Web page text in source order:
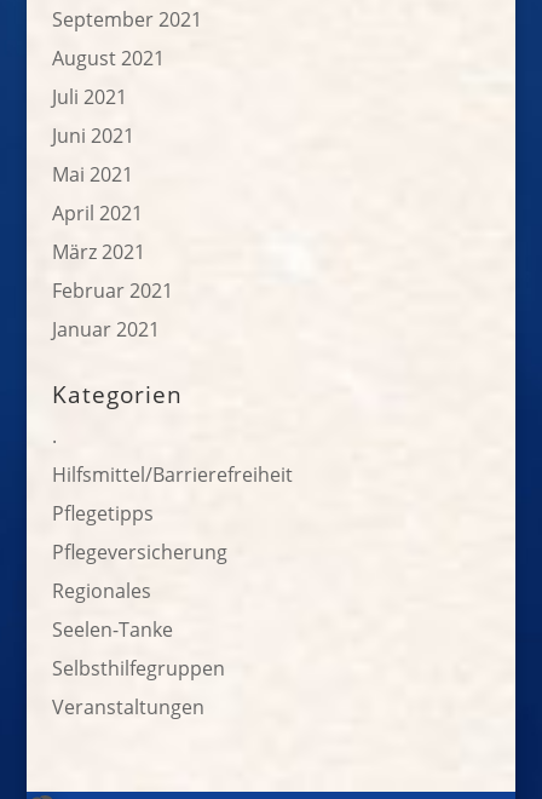
September 2021
August 2021
Juli 2021
Juni 2021
Mai 2021
April 2021
März 2021
Februar 2021
Januar 2021
Kategorien
.
Hilfsmittel/Barrierefreiheit
Pflegetipps
Pflegeversicherung
Regionales
Seelen-Tanke
Selbsthilfegruppen
Veranstaltungen